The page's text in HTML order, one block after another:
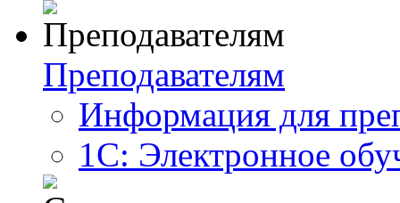
Преподавателям
Информация для
1С: Электронное